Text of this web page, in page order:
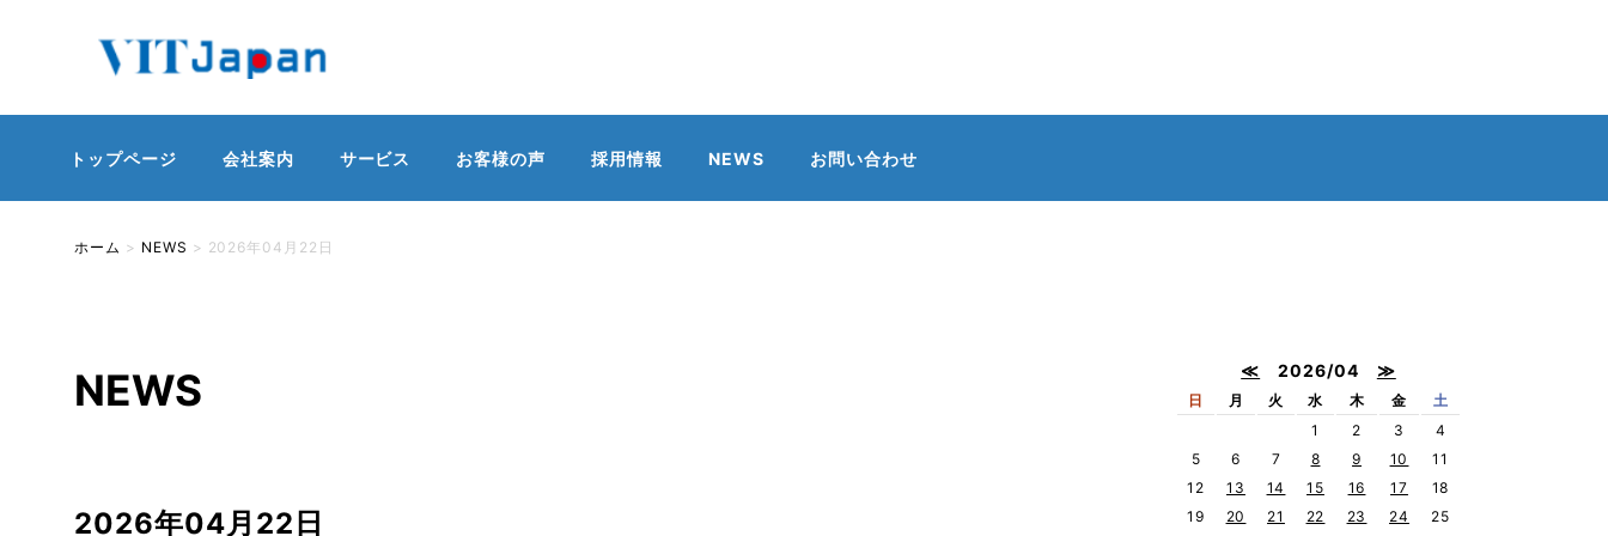
トップページ 会社案内 サービス お客様の声 採用情報 NEWS お問い合わせ
ホーム > NEWS > 2026年04月22日
NEWS
2026年04月22日
≪ 2026/04 ≫
日 月 火 水 木 金
土
1
2 3
4
5
6 7 8 9 10
11
12
13 14 15 16 17
18
19
20 21 22 23 24
25